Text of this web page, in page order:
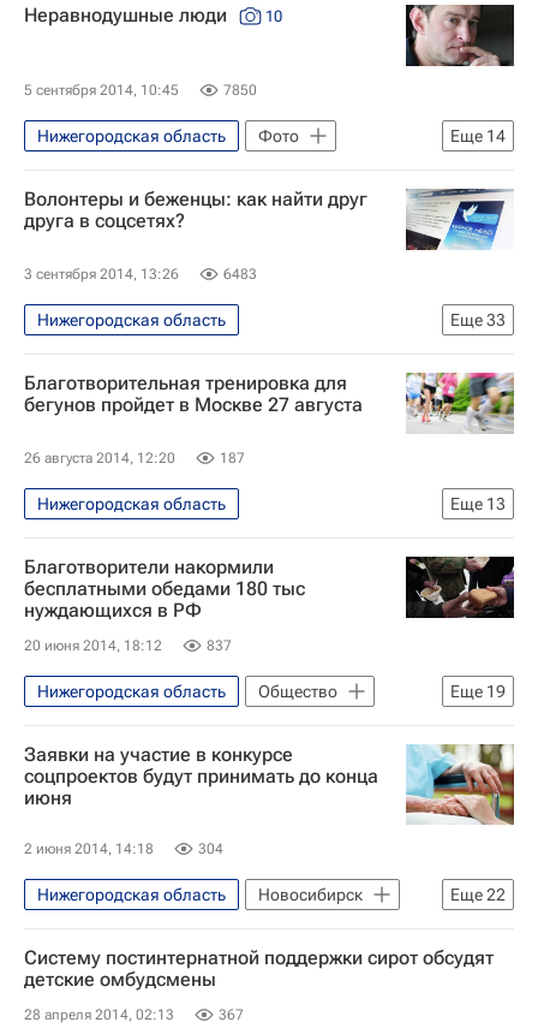
Неравнодушные люди 10
5 сентября 2014, 10:45 7850
Еще 14
Нижегородская область
Фото
Жизнь без преград
Тульская область
Нижний Новгород
Центральный ФО
Приволжский ФО
Наталья Водянова
Дина Корзун
Чулпан Хаматова
Фонд "Подари жизнь"
Фонд "Обнаженные сердца"
Здоровье
Волонтеры и беженцы: как найти друг
друга в соцсетях?
3 сентября 2014, 13:26 6483
Еще33
Нижегородская область
Красноярский край
Пермский край
Новости Подмосковья
Санкт-Петербург
Заозерный
Красноярск
Ногинск
Севастополь
Московская область (Подмосковье)
Донецк
Луганская область
Нижний Новгород
Рыбинский район
Сибирский ФО
Южный ФО
Центральный ФО
Краснодарский край
Донецкая область
Европа
Северо-Западный ФО
Приволжский ФО
Помощь
Фонд "Предание"
ВКонтакте
Деятельность волонтерских организаций в России
Здоровье
Москва-река
Благотворительная тренировка для
бегунов пройдет в Москве 27 августа
26 августа 2014, 12:20 187
Еще 13
Нижегородская область
Смоленская область
Москва
Жизнь без преград
Кострома
Центральный ФО
Костромской район
Европа
Приволжский ФО
Митя Алешковский
Здоровье
Россия
Благотворители накормили
бесплатными обедами 180 тыс
нуждающихся в РФ
20 июня 2014, 18:12 837
Еще 19
Нижегородская область
Общество
Религия
Москва
Жизнь без преград
Новгородская область
Воронежская область
Ленинградская область
Свердловская область
Нижний Новгород
Центральный ФО
Весь мир
Уральский ФО
Северо-Западный ФО
Заявки на участие в конкурсе
соцпроектов будут принимать до конца
июня
2 июня 2014, 14:18 304
Еще22
Нижегородская область
Новосибирск
Ростов-на-Дону
Жизнь без преград
Владивосток
Республика Башкортостан
Систему постинтернатной поддержки сирот обсудят
детские омбудсмены
28 апреля 2014, 02:13 367